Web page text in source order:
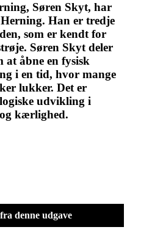
Søren Skyt, har
Han er tredje
som er kendt for
Søren Skyt deler
at åbne en fysisk
i en tid, hvor mange
lukker. Det er
udvikling i
kærlighed.
denne udgave